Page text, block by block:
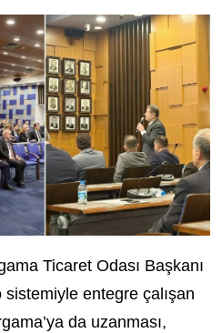
Ticaret Odası Başkanı
entegre çalışan
da uzanması,